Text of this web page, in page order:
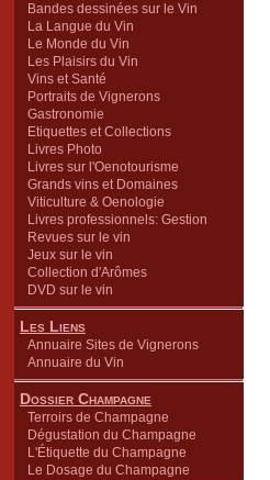
Bandes dessinées sur le Vin
La Langue du Vin
Le Monde du Vin
Les Plaisirs du Vin
Vins et Santé
Portraits de Vignerons
Gastronomie
Etiquettes et Collections
Livres Photo
Livres sur l'Oenotourisme
Grands vins et Domaines
Viticulture & Oenologie
Livres professionnels: Gestion
Revues sur le vin
Jeux sur le vin
Collection d'Arômes
DVD sur le vin
Les Liens
Annuaire Sites de Vignerons
Annuaire du Vin
Dossier Champagne
Terroirs de Champagne
Dégustation du Champagne
L'Étiquette du Champagne
Le Dosage du Champagne